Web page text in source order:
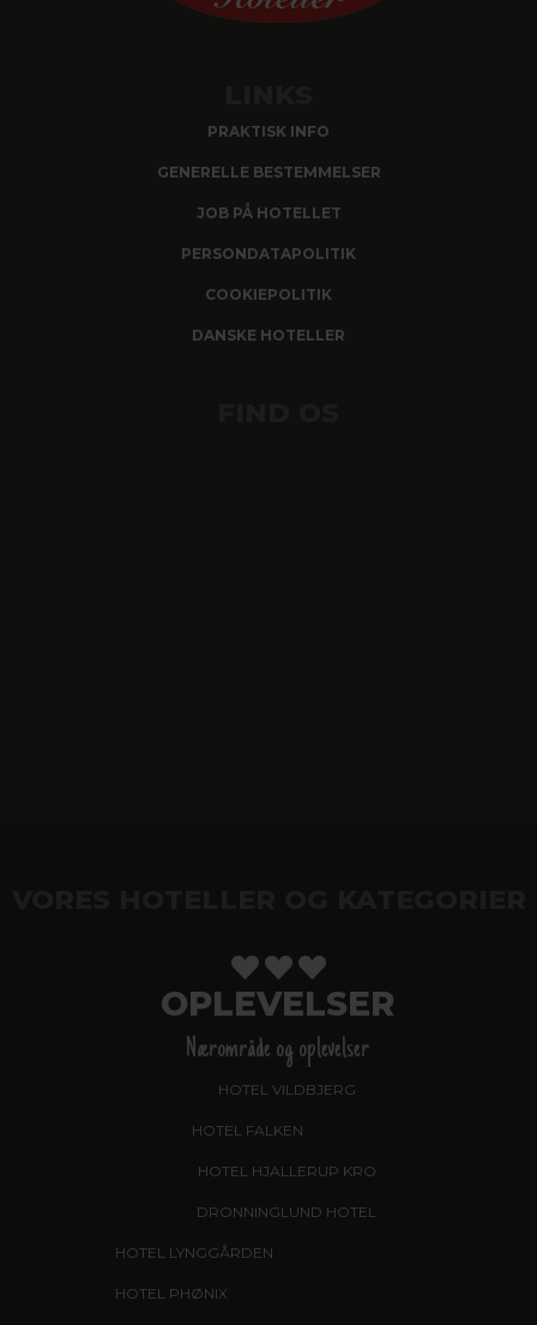
PRAKTISK INFO
GENERELLE BESTEMMELSER
JOB PÅ HOTELLET
PERSONDATAPOLITIK
COOKIEPOLITIK
DANSKE HOTELLER
OPLEVELSER
Nærområde og oplevelser
HOTEL VILDBJERG
HOTEL FALKEN
HOTEL HJALLERUP KRO
DRONNINGLUND HOTEL
HOTEL LYNGGÅRDEN
HOTEL PHØNIX